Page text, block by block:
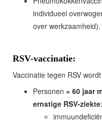
individueel
over werkzaamheid).
RSV-vaccinatie:
Vaccinatie tegen RSV
Personen = 60 jaar
ernstige RSV-ziekte: